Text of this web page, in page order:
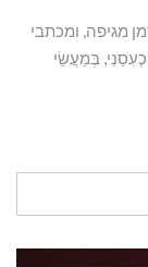
מגיפה, ומכתבי
בְּמַעֲשֵׂי